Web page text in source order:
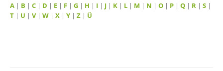
A | B | C | D | E | F | G | H | I | J | K | L | M | N | O | P | Q | R | S |
T | U | V| W | X | Y | Z | Ü